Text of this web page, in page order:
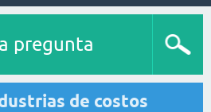
pregunta
de costos